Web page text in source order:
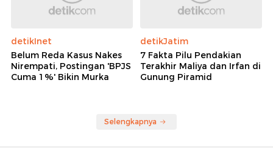
detikInet
Belum Reda Kasus Nakes
Nirempati, Postingan 'BPJS
Cuma 1%' Bikin Murka
detikJatim
7 Fakta Pilu Pendakian
Terakhir Maliya dan Irfan di
Gunung Piramid
Selengkapnya